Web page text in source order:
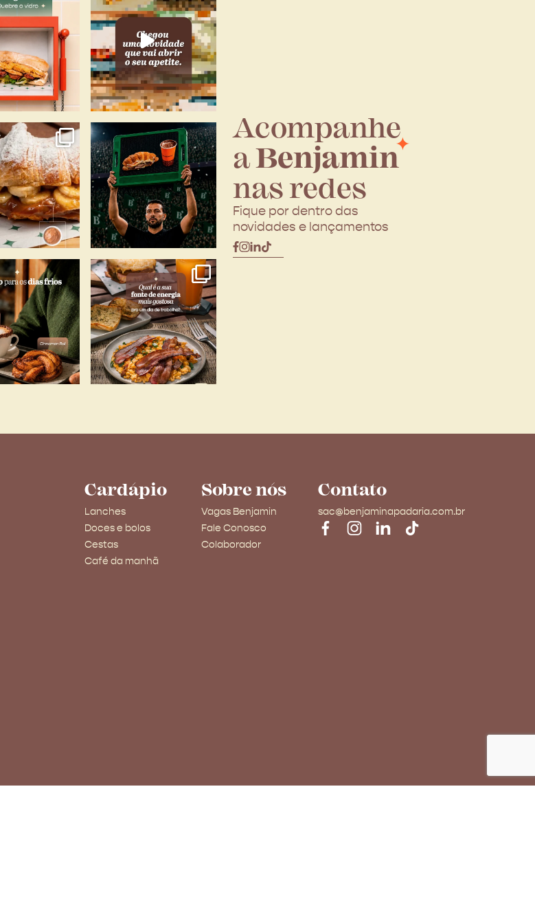
Acompanhe
aBenjamin
nas redes
Fique por dentro das
novidades e lançamentos
Cardápio
Lanches
Doces e bolos
Cestas
Café da manhã
Sobre nós
Vagas Benjamin
Fale Conosco
Colaborador
Contato
sac@benjaminapadaria.com.br